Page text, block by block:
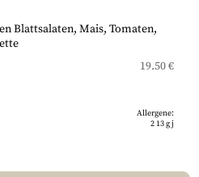
Blattsalaten, Mais, Tomaten,
19.50 €
Allergene:
213gj